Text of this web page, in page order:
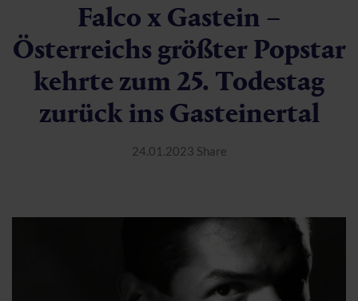
Falco x Gastein –
Österreichs größter Popstar
kehrte zum 25. Todestag
zurück ins Gasteinertal
24.01.2023 Share